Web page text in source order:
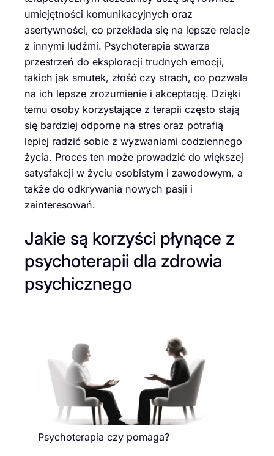
umiejętności komunikacyjnych oraz
asertywności, co przekłada się na lepsze relacje
z innymi ludźmi. Psychoterapia stwarza
przestrzeń do eksploracji trudnych emocji,
takich jak smutek, złość czy strach, co pozwala
na ich lepsze zrozumienie i akceptację. Dzięki
temu osoby korzystające z terapii często stają
się bardziej odporne na stres oraz potrafią
lepiej radzić sobie z wyzwaniami codziennego
życia. Proces ten może prowadzić do większej
satysfakcji w życiu osobistym i zawodowym, a
także do odkrywania nowych pasji i
zainteresowań.
Jakie są korzyści płynące z
psychoterapii dla zdrowia
psychicznego
Psychoterapia czy pomaga?